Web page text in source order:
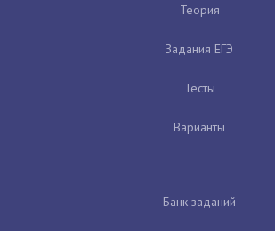
Теория
Задания ЕГЭ
Тесты
Варианты
Банк заданий